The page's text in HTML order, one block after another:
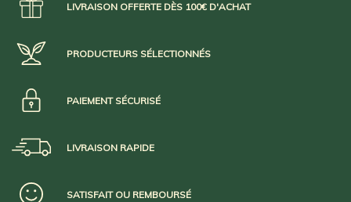
LIVRAISON OFFERTE DÈS 100€ D'ACHAT
PRODUCTEURS SÉLECTIONNÉS
PAIEMENT SÉCURISÉ
LIVRAISON RAPIDE
SATISFAIT OU REMBOURSÉ